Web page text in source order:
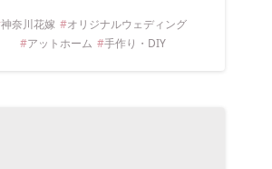
神奈川花嫁
オリジナルウェディング
アットホーム
手作り・DIY